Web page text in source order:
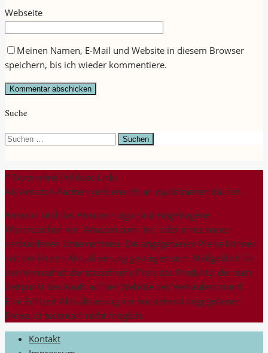
Webseite
Meinen Namen, E-Mail und Website in diesem Browser
speichern, bis ich wieder kommentiere.
Suche
Suchen
* Partnerlink (Affiliate-Link)
Als Amazon-Partner verdiene ich an qualifizierten Käufen.
Amazon und das Amazon-Logo sind eingetragene
Warenzeichen von Amazon.com, Inc. oder eines seiner
verbundenen Unternehmen. Die angegebenen Preise können
seit der letzten Aktualisierung gestiegen sein. Maßgeblich für
den Verkauf ist der tatsächliche Preis des Produkts, der zum
Zeitpunkt des Kaufs auf der Website des Verkäufers stand.
Eine Echtzeit-Aktualisierung der vorstehend angegebenen
Preise ist technisch nicht möglich.
Kontakt